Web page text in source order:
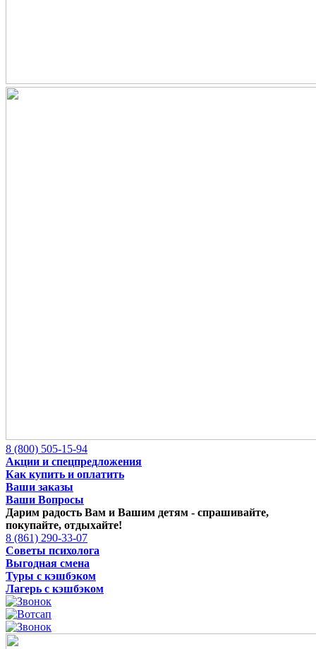
8 (800) 505-15-94
Акции и спецпредложения
Как купить и оплатить
Ваши заказы
Ваши Вопросы
Дарим радость Вам и Вашим детям - спрашивайте,
покупайте, отдыхайте!
8 (861) 290-33-07
Советы психолога
Выгодная смена
Туры с кэшбэком
Лагерь с кэшбэком